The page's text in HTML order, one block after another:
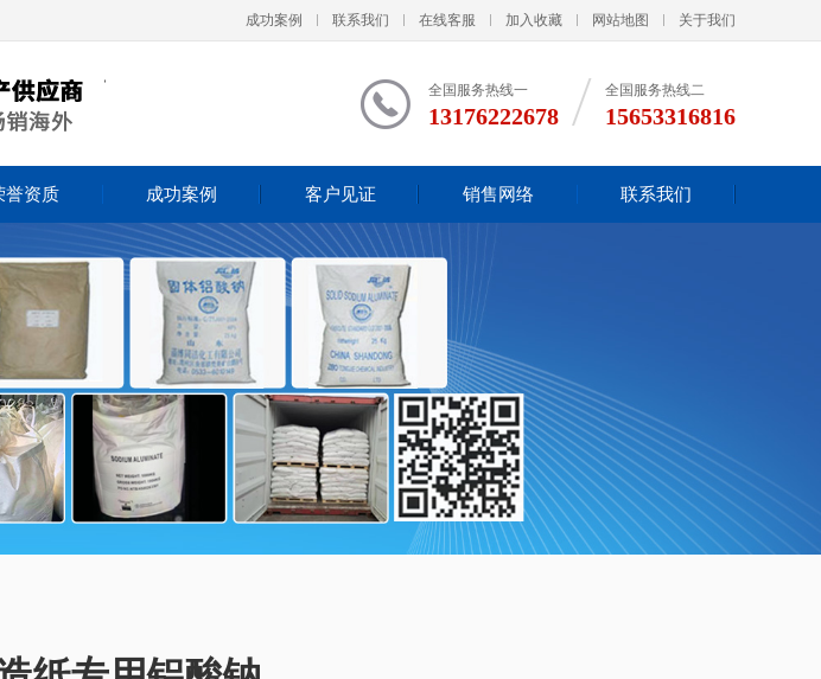
成功案例 联系我们 在线客服 加入收藏 网站地图 关于我们
全国服务热线一
13176222678
全国服务热线二
15653316816
誉资质 成功案例 客户见证 销售网络 联系我们